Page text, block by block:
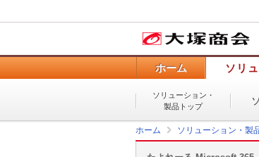
ホーム ソリ
ソリューション・
製品トップ
ホーム ソリューション・製